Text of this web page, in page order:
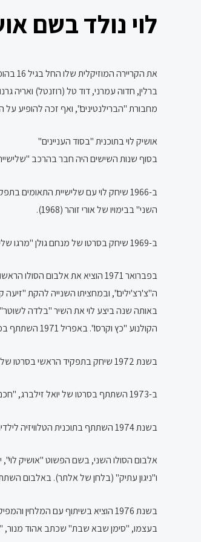
לוי נולד בשם
את הקריירה המוזיקלית שלו החל בגיל 16 בהופעת בכורה בתוכנית "חץ וקשת" בגלי צה"ל.
ברלין, חדוה עמרני, דוד טל (רוזנטל)
מחבורת "הברילנטינים", ואף זכה להופיע
אושיק לוי בתוכנית "בסוד העניינים"
בסוף שנות השישים היה חבר בהרכב
ב-1966 שיחק לוי עם שלישיית התאומים בתפקידו הקולנועי הראשון, בסרטו של ישראל בקר ובכיכובו של מייק בורשטיין "שני קוני למל".
השני" בבימויו של אורי זוהר (1968).
ב-1969 שיחק בסרטו של מנחם גולן "מרגו שלי" ובסרטו של אפרים קישון "תעלת בלאומילך". ב-1970 שיחק בסרטו של מנחם גולן "לופו".
בפברואר 1971 הוציא את
ה"צ'רצ'ילים", ובמחציתו השנייה להקת "זיעה
באותה שנה ביצע לוי את השיר "בלדה
הקולנוע "כץ וקרסו". באפריל 1971 השתתף בפסטיבל הזמר והפזמון תשל"א עם השיר "אליק השחף שלי" (מילים: ליאורה ברש, לחן: דן זכאי, עיבוד: אלברט פיאמנטה).
בשנת 1972 שיחק בתפקיד הראשי בסרטו של פול ל. סמית', "ז'אקו והיצאניות", לצידו של דודו טופז, סרט שנחשב ייחודי בשל סצינות סקס ועירום, מה שלא היה מקובל באותה תקופה בקולנוע הישראלי.
ב-1973 השתתף בסרטו של יואל זילברג, "חכם גמליאל", לצידו של יוסי בנאי.
בשנת 1974 השתתף בתוכנית הטלוויזיה לילדים, "חג לי", לצד שוקולד מנטה מסטיק ועמוס טלשיר ששודרה בערוץ 1.
אלבום הסולו השני, בשם הפשוט "אושיק לוי",
ו"ניגון עתיק" (בלחן של אלתר). באלבום
בשנת 1976 הוציא בשיתוף עם
בעצמו, "סימן שבא שבת" שכתב אהוד מנור,